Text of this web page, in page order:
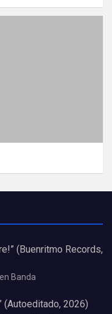
(Buenritmo Records,
Banda
(Autoeditado, 2026)